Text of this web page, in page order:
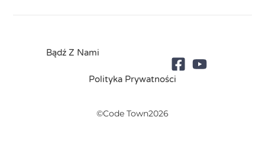
Bądź Z Nami
Polityka Prywatności
©Code Town2026